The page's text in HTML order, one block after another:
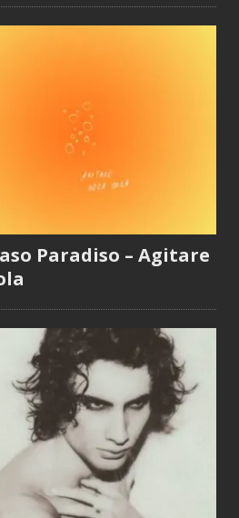
Paradiso – Agitare